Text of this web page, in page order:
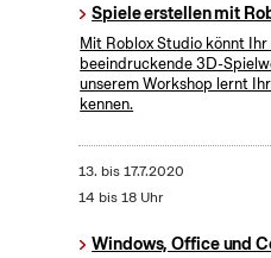
Spiele erstellen mit
Mit Roblox Studio könnt
beeindruckende 3D-
unserem Workshop lernt
kennen.
13. bis17.7.2020
14 bis 18 Uhr
Windows, Office und